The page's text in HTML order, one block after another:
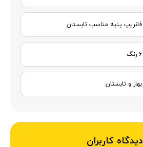
فانریپ پنبه مناسب تابستان
6 رنگ
بهار و تابستان
دیدگاه کاربران